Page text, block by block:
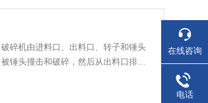
碎机由进料口、出料口、转子和锤头
锤头撞击和破碎，然后从出料口排
在线咨询
电话